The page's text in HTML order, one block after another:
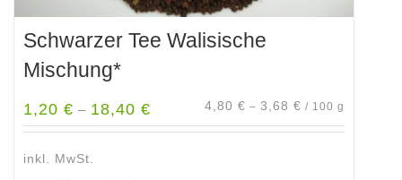
Schwarzer Tee Walisische
Mischung*
1,20 € – 18,40 € 4,80 € – 3,68 € / 100 g
inkl. MwSt.